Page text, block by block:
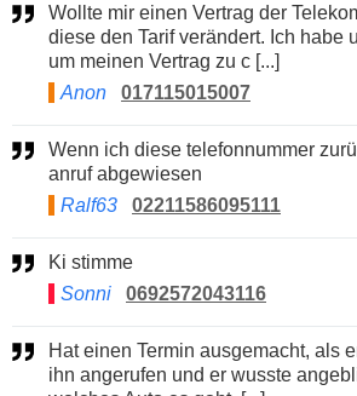
Wollte mir einen Vertrag der Telekom andrehen weil
diese den Tarif verändert. Ich habe
um meinen Vertrag zu c [...]
Anon
017115015007
Wenn ich diese telefonnummer zurückrufe wird mein
anruf abgewiesen
Ralf63
02211586095111
Ki stimme
Sonni
0692572043116
Hat einen Termin ausgemacht, als er nicht Kamm hab ich
ihn angerufen und er wusste